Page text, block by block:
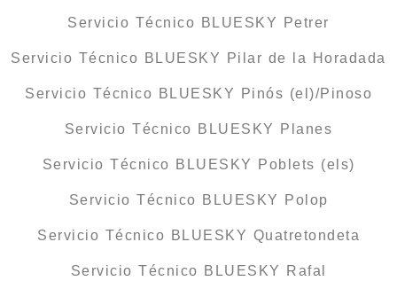
Servicio Técnico BLUESKY Petrer
Servicio Técnico BLUESKY Pilar de la Horadada
Servicio Técnico BLUESKY Pinós (el)/Pinoso
Servicio Técnico BLUESKY Planes
Servicio Técnico BLUESKY Poblets (els)
Servicio Técnico BLUESKY Polop
Servicio Técnico BLUESKY Quatretondeta
Servicio Técnico BLUESKY Rafal